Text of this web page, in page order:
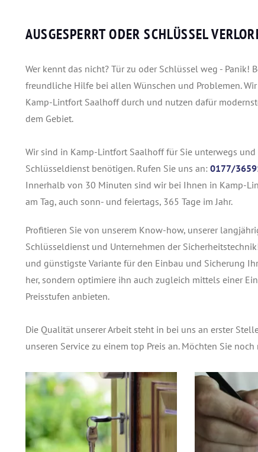
AUSGESPERRT ODER SCHLÜSSEL
Wer kennt das nicht? Tür zu oder Schlüssel weg -
freundliche Hilfe bei allen Wünschen und Problemen.
Kamp-Lintfort Saalhoff durch und nutzen dafür
dem Gebiet.
Wir sind in Kamp-Lintfort Saalhoff für Sie unterwegs
Schlüsseldienst benötigen. Rufen Sie uns an: 0177/
Innerhalb von 30 Minuten sind wir bei Ihnen in Kamp-
am Tag, auch sonn- und feiertags, 365 Tage im Jahr.
Profitieren Sie von unserem Know-how, unserer
Schlüsseldienst und Unternehmen der
und günstigste Variante für den Einbau und Sicherung
her, sondern optimiere ihn auch zugleich mittels einer
Preisstufen anbieten.
Die Qualität unserer Arbeit steht in bei uns an erster
unseren Service zu einem top Preis an. Möchten Sie